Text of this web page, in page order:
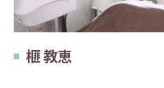
榧 教恵